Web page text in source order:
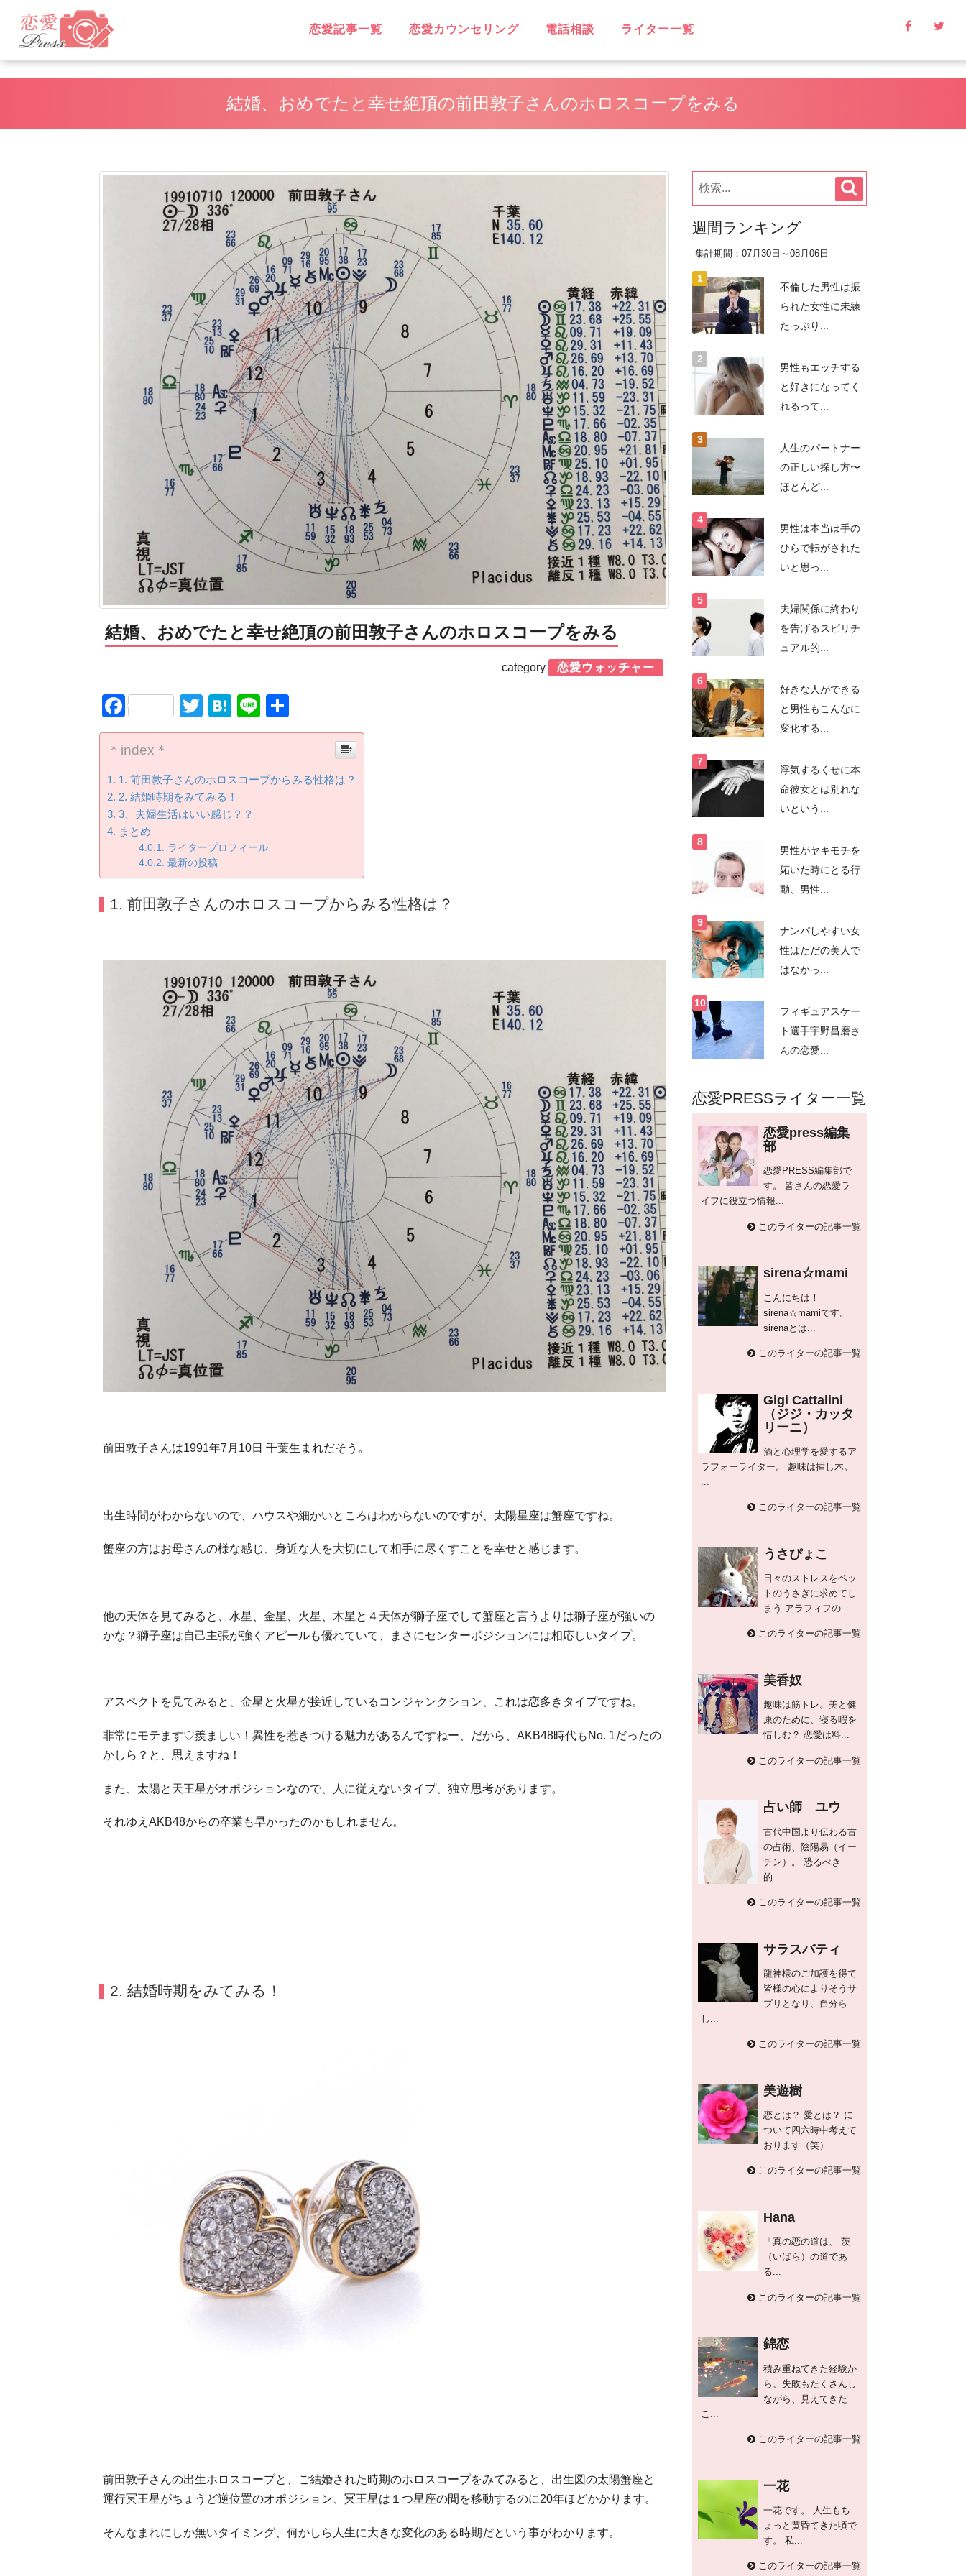
恋愛記事一覧
LOVE
不倫
無料相談
片思い
復縁
失恋
浮気
遠距離恋愛
略奪愛
ソウルメイト
スピリチュアル
恋に効く♡
笑えるネタ
子持ち
出会い
デート・旅行
同性愛
結婚
男性心理
恋愛ウォッチャー
ハッピーライフ
ヘルシーライフ
LGBT
恋愛カウンセリング 電話相談 ライター一覧
結婚、おめでたと幸せ絶頂の前田敦子さんのホロスコープをみる
結婚、おめでたと幸せ絶頂の前田敦子さんのホロスコープをみる
category 恋愛ウォッチャー
FacebookTwitterHatena
Line
有
＊index＊
1. 前田敦子さんのホロスコープからみる性格は？
2. 結婚時期をみてみる！
3、夫婦生活はいい感じ？？
まとめ
ライタープロフィール
最新の投稿
1. 前田敦子さんのホロスコープからみる性格は？
前田敦子さんは1991年7月10日 千葉生まれだそう。
出生時間がわからないので、ハウスや細かいところはわからないのですが、太陽星座は蟹座ですね。
蟹座の方はお母さんの様な感じ、身近な人を大切にして相手に尽くすことを幸せと感じます。
他の天体を見てみると、水星、金星、火星、木星と４天体が獅子座でして蟹座と言うよりは獅子座が強いの
かな？獅子座は自己主張が強くアピールも優れていて、まさにセンターポジションには相応しいタイプ。
アスペクトを見てみると、金星と火星が接近しているコンジャンクション、これは恋多きタイプですね。
非常にモテます♡羨ましい！異性を惹きつける魅力があるんですねー、だから、AKB48時代もNo. 1だったの
かしら？と、思えますね！
また、太陽と天王星がオポジションなので、人に従えないタイプ、独立思考があります。
それゆえAKB48からの卒業も早かったのかもしれません。
2. 結婚時期をみてみる！
前田敦子さんの出生ホロスコープと、ご結婚された時期のホロスコープをみてみると、出生図の太陽蟹座と
運行冥王星がちょうど逆位置のオポジション、冥王星は１つ星座の間を移動するのに20年ほどかかります。
そんなまれにしか無いタイミング、何かしら人生に大きな変化のある時期だという事がわかります。
週間ランキング
集計期間：07月30日～08月06日
不倫した男性は振
られた女性に未練
たっぷり...
男性もエッチする
と好きになってく
れるって...
人生のパートナー
の正しい探し方〜
ほとんど...
男性は本当は手の
ひらで転がされた
いと思っ...
夫婦関係に終わり
を告げるスピリチ
ュアル的...
好きな人ができる
と男性もこんなに
変化する...
浮気するくせに本
命彼女とは別れな
いという...
男性がヤキモチを
妬いた時にとる行
動、男性...
ナンパしやすい女
性はただの美人で
はなかっ...
フィギュアスケー
ト選手宇野昌磨さ
んの恋愛...
恋愛PRESSライター一覧
恋愛press編集
部
恋愛PRESS編集部で
す。 皆さんの恋愛ラ
イフに役立つ情報...
このライターの記事一覧
sirena☆mami
こんにちは！
sirena☆mamiです。
sirenaとは...
このライターの記事一覧
Gigi Cattalini
（ジジ・カッタ
リーニ）
酒と心理学を愛するア
ラフォーライター。 趣味は挿し木。
...
このライターの記事一覧
うさぴょこ
日々のストレスをペッ
トのうさぎに求めてし
まう アラフィフの...
このライターの記事一覧
美香奴
趣味は筋トレ。美と健
康のために、寝る暇を
惜しむ？ 恋愛は料...
このライターの記事一覧
占い師 ユウ
古代中国より伝わる古
の占術、陰陽易（イー
チン）。 恐るべき
的...
このライターの記事一覧
サラスバティ
龍神様のご加護を得て
皆様の心によりそうサ
プリとなり、自分ら
し...
このライターの記事一覧
美遊樹
恋とは？ 愛とは？ に
ついて四六時中考えて
おります（笑） ...
このライターの記事一覧
Hana
「真の恋の道は、 茨
（いばら）の道であ
る...
このライターの記事一覧
錦恋
積み重ねてきた経験か
ら、失敗もたくさんし
ながら、見えてきた
こ...
このライターの記事一覧
一花
一花です。 人生もち
ょっと黄昏てきた頃で
す。 私...
このライターの記事一覧